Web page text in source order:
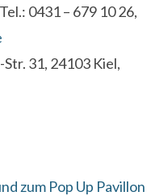
0431 – 679 10 26,
31, 24103 Kiel,
zum Pop Up Pavillon